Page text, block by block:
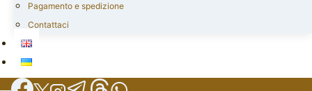
Pagamento e spedizione
Contattaci